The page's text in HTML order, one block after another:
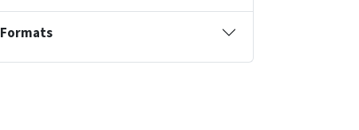
Formats